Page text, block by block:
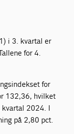
i 3. kvartal er
for 4.
for
132,36, hvilket
2024. I
på 2,80 pct.